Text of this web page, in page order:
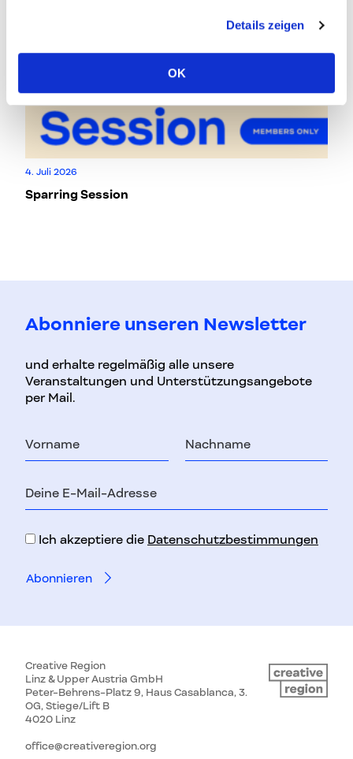
Details zeigen
OK
4. Juli 2026
Sparring Session
Abonniere unseren Newsletter
und erhalte regelmäßig alle unsere
Veranstaltungen und Unterstützungsangebote
per Mail.
Nachname
Mail-
Ich akzeptiere die Datenschutzbestimmungen
Creative Region
Linz & Upper Austria GmbH
Peter-Behrens-Platz 9, Haus Casablanca, 3.
OG, Stiege/Lift B
4020 Linz
office@creativeregion.org